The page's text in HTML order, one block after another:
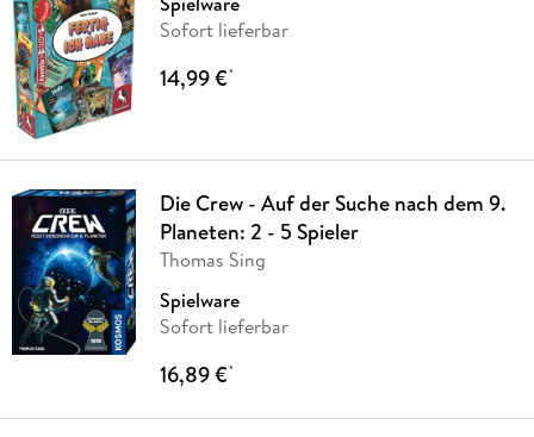
Sofort lieferbar
14,99 €*
Die Crew - Auf der Suche nach dem 9.
Planeten: 2 - 5 Spieler
Thomas Sing
Spielware
Sofort lieferbar
16,89 €*